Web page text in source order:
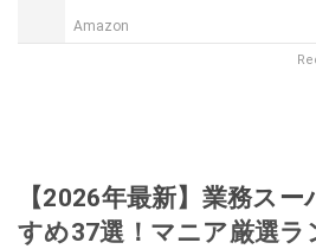
Amazon
【2026年最新】業務ス
すめ37選！マニア厳選ラ